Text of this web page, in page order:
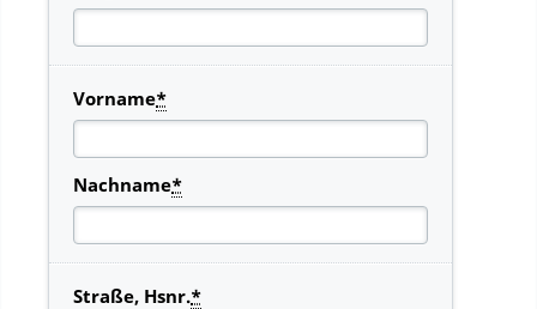
Vorname*
Nachname*
Straße, Hsnr.*